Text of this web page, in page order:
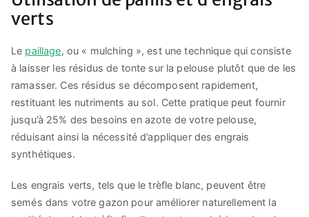
verts
Le paillage, ou « mulching », est une technique qui consiste
à laisser les résidus de tonte sur la pelouse plutôt que de les
ramasser. Ces résidus se décomposent rapidement,
restituant les nutriments au sol. Cette pratique peut fournir
jusqu’à 25% des besoins en azote de votre pelouse,
réduisant ainsi la nécessité d’appliquer des engrais
synthétiques.
Les engrais verts, tels que le trèfle blanc, peuvent être
semés dans votre gazon pour améliorer naturellement la